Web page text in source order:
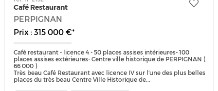
Café Restaurant
PERPIGNAN
Prix : 315 000 €*
Café restaurant - licence 4 - 50 places assises intérieures- 100
places assises extérieures- Centre ville historique de PERPIGNAN (
66 000 )
Très beau Café Restaurant avec licence IV sur l'une des plus belles
places du très beau Centre Ville Historique de...